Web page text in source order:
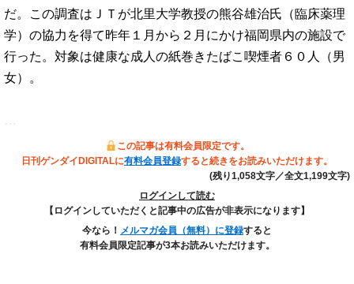
だ。この調査はＪＴが北里大学教授の熊谷雄治氏（臨床薬理
学）の協力を得て昨年１月から２月にかけ福岡県内の施設で
行った。対象は健康な成人の紙巻きたばこ喫煙者６０人（男
女）。
この記事は有料会員限定です。
日刊ゲンダイDIGITALに有料会員登録すると続きをお読みいただけます。
(残り1,058文字／全文1,199文字)
ログインして読む
【ログインしていただくと記事中の広告が非表示になります】
今なら！ メルマガ会員（無料）に登録すると
有料会員限定記事が3本お読みいただけます。